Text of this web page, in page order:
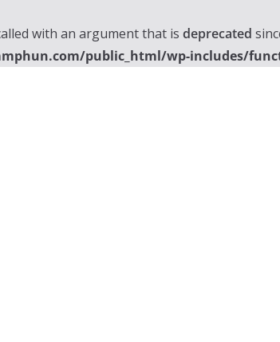
with an argument that is deprecated
public_html/wp-includes/